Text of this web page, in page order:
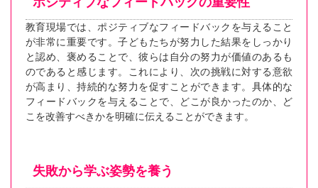
教育現場では、ポジティブなフィードバックを与えること
が非常に重要です。子どもたちが努力した結果をしっかり
と認め、褒めることで、彼らは自分の努力が価値のあるも
のであると感じます。これにより、次の挑戦に対する意欲
が高まり、持続的な努力を促すことができます。具体的な
フィードバックを与えることで、どこが良かったのか、ど
こを改善すべきかを明確に伝えることができます。
失敗から学ぶ姿勢を養う